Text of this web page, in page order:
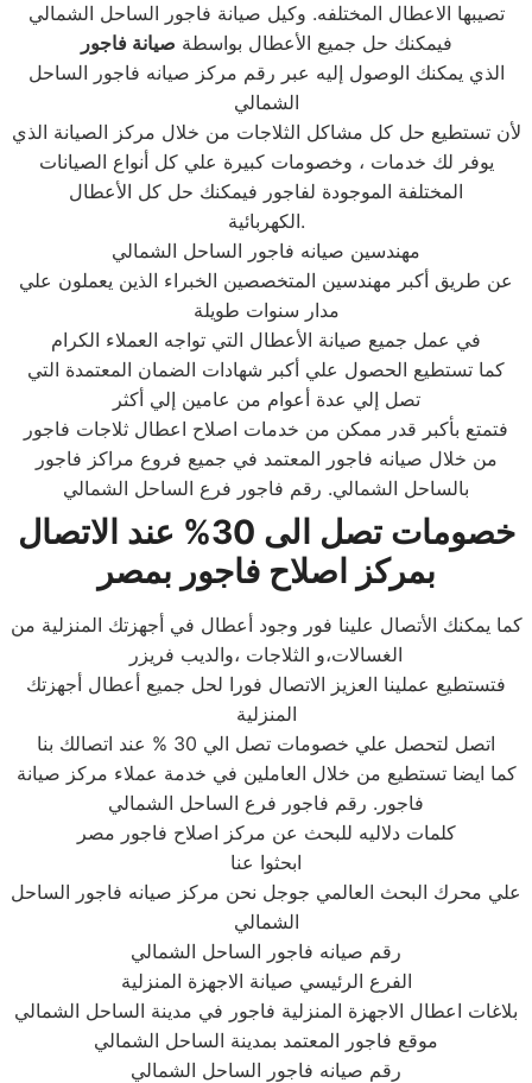
تصيبها الاعطال المختلفه. وكيل صيانة فاجور الساحل الشمالي
فيمكنك حل جميع الأعطال بواسطة صيانة فاجور
الذي يمكنك الوصول إليه عبر رقم مركز صيانه فاجور الساحل
الشمالي
لأن تستطيع حل كل مشاكل الثلاجات من خلال مركز الصيانة الذي
يوفر لك خدمات ، وخصومات كبيرة علي كل أنواع الصيانات
المختلفة الموجودة لفاجور فيمكنك حل كل الأعطال
الكهربائية.
مهندسين صيانه فاجور الساحل الشمالي
عن طريق أكبر مهندسين المتخصصين الخبراء الذين يعملون علي
مدار سنوات طويلة
في عمل جميع صيانة الأعطال التي تواجه العملاء الكرام
كما تستطيع الحصول علي أكبر شهادات الضمان المعتمدة التي
تصل إلي عدة أعوام من عامين إلي أكثر
فتمتع بأكبر قدر ممكن من خدمات اصلاح اعطال ثلاجات فاجور
من خلال صيانه فاجور المعتمد في جميع فروع مراكز فاجور
بالساحل الشمالي. رقم فاجور فرع الساحل الشمالي
خصومات تصل الى 30% عند الاتصال
بمركز اصلاح فاجور بمصر
كما يمكنك الأتصال علينا فور وجود أعطال في أجهزتك المنزلية من
الغسالات،و الثلاجات ،والديب فريزر
فتستطيع عملينا العزيز الاتصال فورا لحل جميع أعطال أجهزتك
المنزلية
اتصل لتحصل علي خصومات تصل الي 30 % عند اتصالك بنا
كما ايضا تستطيع من خلال العاملين في خدمة عملاء مركز صيانة
فاجور. رقم فاجور فرع الساحل الشمالي
كلمات دلاليه للبحث عن مركز اصلاح فاجور مصر
ابحثوا عنا
علي محرك البحث العالمي جوجل نحن مركز صيانه فاجور الساحل
الشمالي
رقم صيانه فاجور الساحل الشمالي
الفرع الرئيسي صيانة الاجهزة المنزلية
بلاغات اعطال الاجهزة المنزلية فاجور في مدينة الساحل الشمالي
موقع فاجور المعتمد بمدينة الساحل الشمالي
رقم صيانه فاجور الساحل الشمالي